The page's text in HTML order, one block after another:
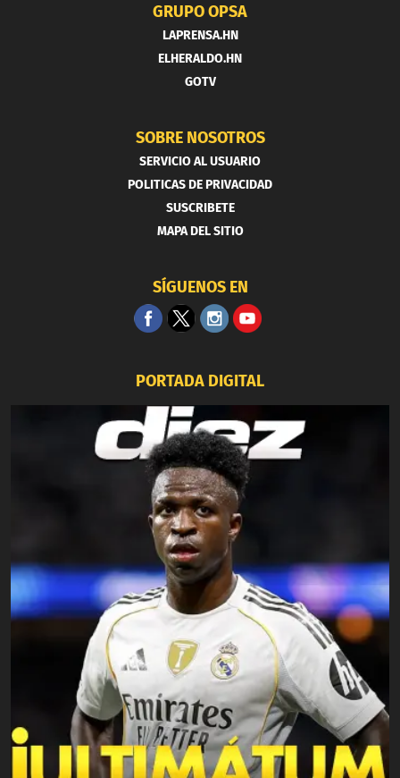
GRUPO OPSA
LAPRENSA.HN
ELHERALDO.HN
GOTV
SOBRE NOSOTROS
SERVICIO AL USUARIO
POLITICAS DE PRIVACIDAD
SUSCRIBETE
MAPA DEL SITIO
SÍGUENOS EN
PORTADA DIGITAL